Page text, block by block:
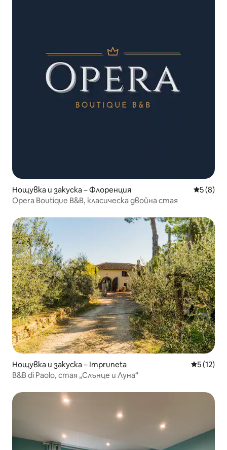
Нощувка и закуска – Флоренция Средна
5 (8)
Opera Boutique B&B, класическа двойна стая
Нощувка и закуска – Impruneta Средна
5 (12)
B&B di Paolo, стая „Слънце и Луна“